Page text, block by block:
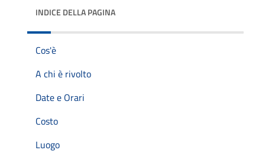
INDICE DELLA PAGINA
Cos'è
A chi è rivolto
Date e Orari
Costo
Luogo